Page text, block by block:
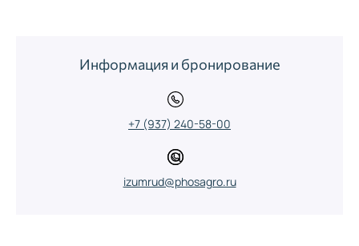
Информация и бронирование
+7 (937) 240-58-00
izumrud@phosagro.ru